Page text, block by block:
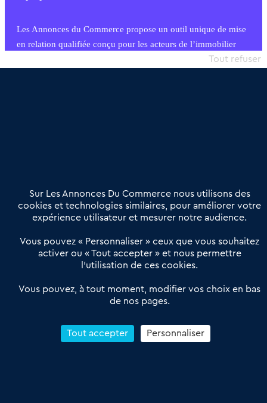
Les Annonces du Commerce propose un outil unique de mise
en relation qualifiée conçu pour les acteurs de l’immobilier
commercial et les collectivités territoriales, simple et intégrant
Offres Pro
Actualités
Qui sommes nous ?
Derniers articles
Réseau 3C : un partenaire national dédié aux transactions
Petitscommerces : Un partenariat au service du commerce de
proximité et des territoires
Reprendre un Restaurant Rapide
Sur Les Annonces Du Commerce nous utilisons des
cookies et technologies similaires, pour améliorer votre
expérience utilisateur et mesurer notre audience.
Vous pouvez « Personnaliser » ceux que vous souhaitez
activer ou « Tout accepter » et nous permettre
l’utilisation de ces cookies.
Vous pouvez, à tout moment, modifier vos choix en bas
de nos pages.
Tout accepter
Tout refuser
Personnaliser